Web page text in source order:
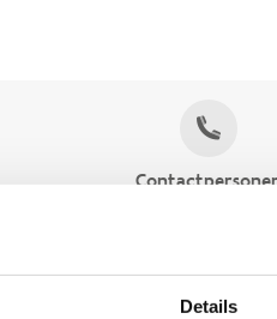
Details